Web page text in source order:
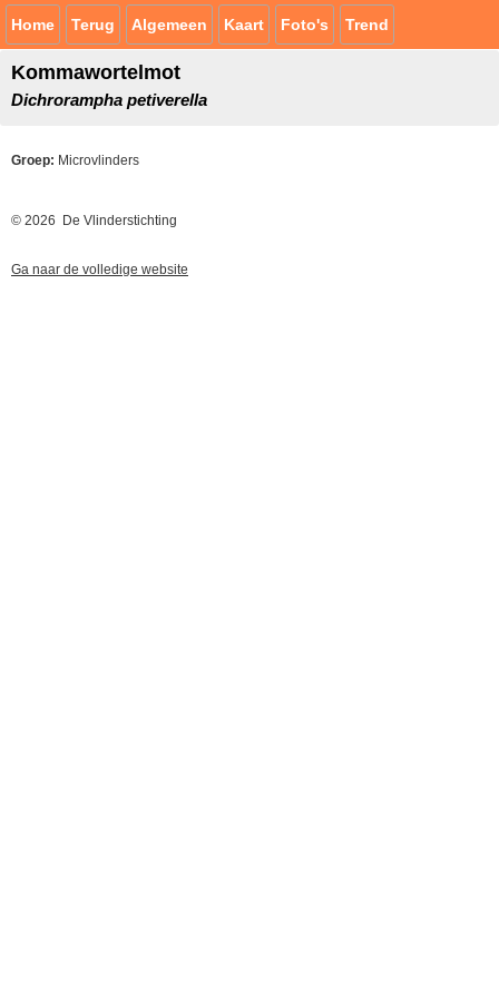
Home Terug Algemeen Kaart Foto's Trend
Kommawortelmot
Dichrorampha petiverella
Groep: Microvlinders
© 2026 De Vlinderstichting
Ga naar de volledige website